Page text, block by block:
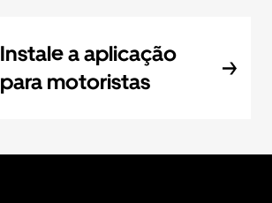
Instale a aplicação
para motoristas